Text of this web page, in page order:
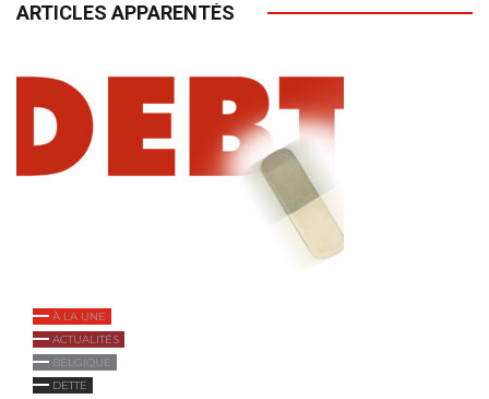
ARTICLES APPARENTÉS
À LA UNE
ACTUALITÉS
BELGIQUE
DETTE